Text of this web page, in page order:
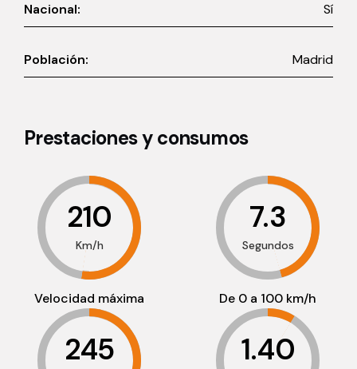
Nacional: Sí
Población: Madrid
Prestaciones y consumos
210
Km/h
Velocidad máxima
7.3
Segundos
De 0 a 100 km/h
245 1.40